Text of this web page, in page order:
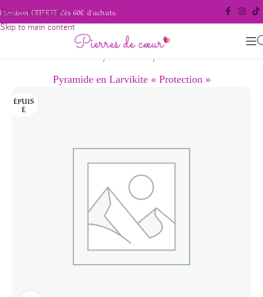
Skip to navigation
Skip to main content
Livraison OFFERTE dès 60€ d'achats.
Accueil/Pierres naturelles/Larvikite
Pyramide en Larvikite « Protection »
ÉPUIS
É